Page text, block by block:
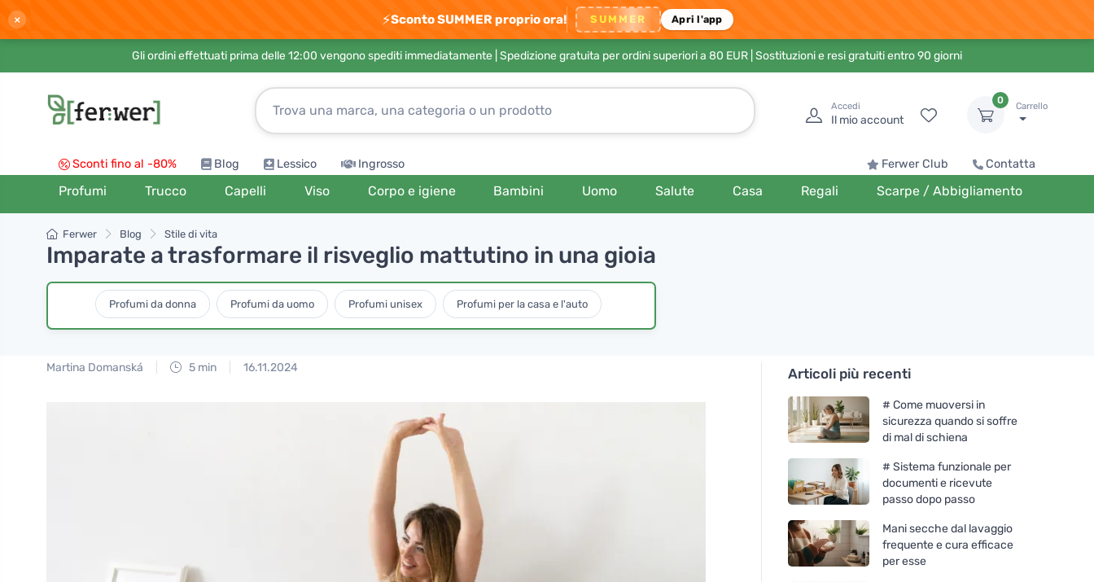
× ⚡Sconto SUMMER proprio ora! SUMMER Apri l'app
Gli ordini effettuati prima delle 12:00 vengono spediti immediatamente | Spedizione gratuita per ordini superiori a 80 EUR | Sostituzioni e resi gratuiti entro 90 giorni
Accedi
Il mio account
0
Carrello
Sconti fino al -80% Blog Lessico Ingrosso Ferwer Club Contatta
Profumi Trucco Capelli Viso Corpo e igiene Bambini Uomo Salute Casa Regali Scarpe / Abbigliamento
Ferwer Blog Stile di vita
Imparate a trasformare il risveglio mattutino in una gioia
Profumi da donna Profumi da uomo Profumi unisex Profumi per la casa e l'auto
Martina Domanská 5 min 16.11.2024 Articoli più recenti
# Come muoversi in
sicurezza quando si soffre
di mal di schiena
# Sistema funzionale per
documenti e ricevute
passo dopo passo
Mani secche dal lavaggio
frequente e cura efficace
per esse